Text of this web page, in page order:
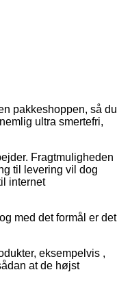
pakkeshoppen, så du
ultra smertefri,
Fragtmuligheden
til levering vil dog
internet
med det formål er det
eksempelvis ,
at de højst